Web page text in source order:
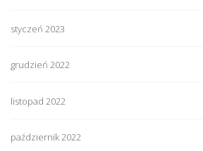
styczeń 2023
grudzień 2022
listopad 2022
październik 2022